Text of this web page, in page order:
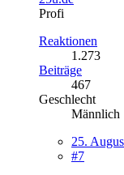
Profi
Reaktionen
1.273
Beiträge
467
Geschlecht
Männlich
25.
#7